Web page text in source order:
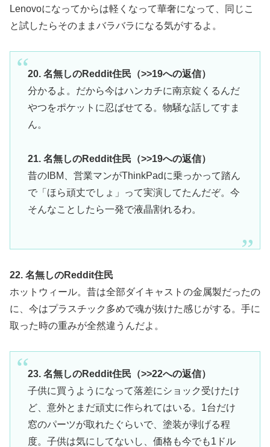
Lenovoになってからは軽くなって華奢になって、同じこ
と試したらそのままバラバラになる気がするよ。
20. 名無しのReddit住民（>>19への返信）
分かるよ。だから今はハンカチに南京錠くるんだ
やつをポケットに忍ばせてる。物騒な話してすま
ん。
21. 名無しのReddit住民（>>19への返信）
昔のIBM、営業マンがThinkPadに乗っかって踏ん
で「ほら頑丈でしょ」って実演してたんだぞ。今
そんなことしたら一発で液晶割れるわ。
22. 名無しのReddit住民
ホットウィール。昔は全部ダイキャストの金属製だったの
に、今はプラスチック多めで魂が抜けた感じがする。手に
取った時の重みが全然違うんだよ。
23. 名無しのReddit住民（>>22への返信）
子供に買うようになって落差にショック受けたけ
ど、意外とまだ頑丈に作られてはいる。1台だけ
窓のパーツが取れたぐらいで、塗装が剥げる程
度。子供は気にしてないし、価格も今でも1ドル